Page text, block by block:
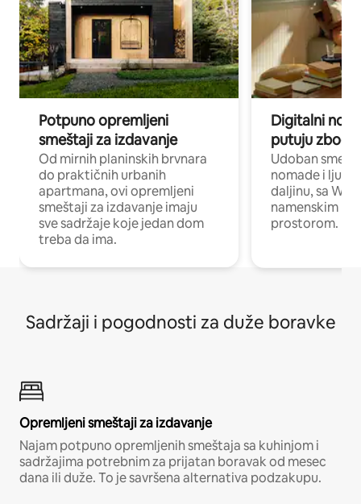
Potpuno opremljeni
smeštaji za izdavanje
Od mirnih planinskih brvnara
do praktičnih urbanih
apartmana, ovi opremljeni
smeštaji za izdavanje imaju
sve sadržaje koje jedan dom
treba da ima.
Digitalni
putuju zbog
Udoban
nomade i ljude
daljinu, sa Wi-
namenskim
prostorom.
Sadržaji i pogodnosti za duže boravke
Opremljeni smeštaji za izdavanje
Najam potpuno opremljenih smeštaja sa kuhinjom i
sadržajima potrebnim za prijatan boravak od mesec
dana ili duže. To je savršena alternativa podzakupu.